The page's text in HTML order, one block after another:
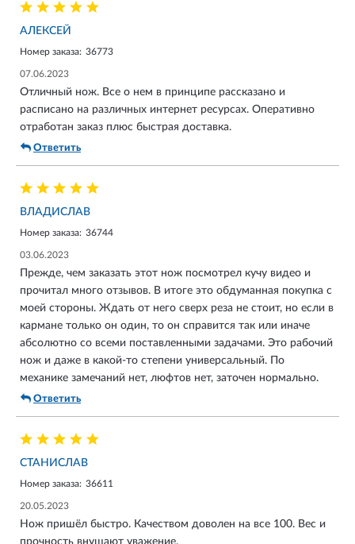
АЛЕКСЕЙ
Номер заказа: 36773
07.06.2023
Отличный нож. Все о нем в принципе рассказано и
расписано на различных интернет ресурсах. Оперативно
отработан заказ плюс быстрая доставка.
Ответить
ВЛАДИСЛАВ
Номер заказа: 36744
03.06.2023
Прежде, чем заказать этот нож посмотрел кучу видео и
прочитал много отзывов. В итоге это обдуманная покупка с
моей стороны. Ждать от него сверх реза не стоит, но если в
кармане только он один, то он справится так или иначе
абсолютно со всеми поставленными задачами. Это рабочий
нож и даже в какой-то степени универсальный. По
механике замечаний нет, люфтов нет, заточен нормально.
Ответить
СТАНИСЛАВ
Номер заказа: 36611
20.05.2023
Нож пришёл быстро. Качеством доволен на все 100. Вес и
прочность внушают уважение.